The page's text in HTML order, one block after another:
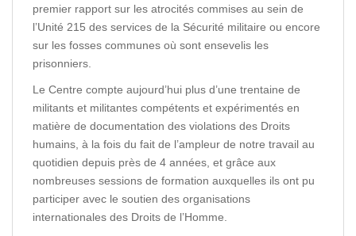
premier rapport sur les atrocités commises au sein de
l’Unité 215 des services de la Sécurité militaire ou encore
sur les fosses communes où sont ensevelis les
prisonniers.
Le Centre compte aujourd’hui plus d’une trentaine de
militants et militantes compétents et expérimentés en
matière de documentation des violations des Droits
humains, à la fois du fait de l’ampleur de notre travail au
quotidien depuis près de 4 années, et grâce aux
nombreuses sessions de formation auxquelles ils ont pu
participer avec le soutien des organisations
internationales des Droits de l’Homme.